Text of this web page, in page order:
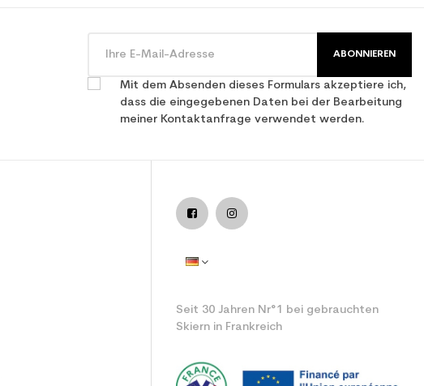
ABONNIEREN
Mit dem Absenden dieses Formulars akzeptiere ich,
dass die eingegebenen Daten bei der Bearbeitung
meiner Kontaktanfrage verwendet werden.
Seit 30 Jahren Nr°1 bei gebrauchten
Skiern in Frankreich